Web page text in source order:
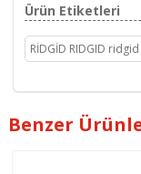
Ürün Etiketleri
RİDGİD RIDGID
Benzer